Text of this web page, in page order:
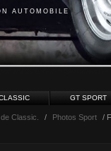
AUTOMOBILE
GT SPORT
Classic. / Photos Sport /